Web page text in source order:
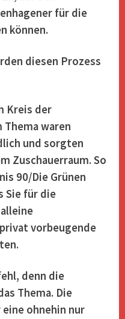
für die
können.
diesen Prozess
Kreis der
waren
und sorgten
Zuschauerraum. So
90/Die Grünen
Sie für die
vorbeugende
denn die
Thema. Die
ohnehin nur